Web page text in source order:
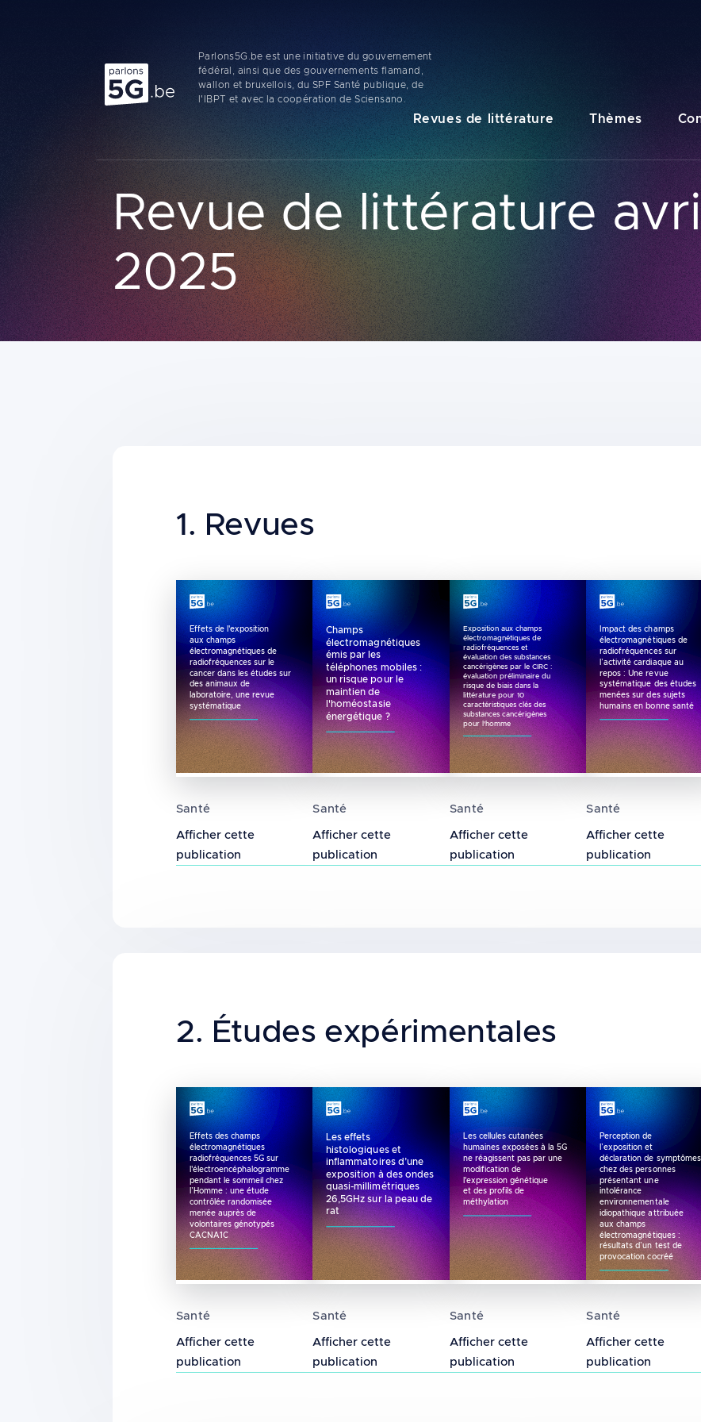
Parlons 5G
Parlons5G.be est une initiative du gouvernement
fédéral, ainsi que des gouvernements flamand,
wallon et bruxellois, du SPF Santé publique, de
l'IBPT et avec la coopération de Sciensano.
Navigation
principale
Revues de littérature Thèmes
Revue de littérature
2025
Title
1. Revues
Effets de l'exposition
aux champs
électromagnétiques de
radiofréquences sur le
cancer dans les études sur
des animaux de
laboratoire, une revue
systématique
Santé
Afficher cette
publication
Champs
électromagnétiques
émis par les
téléphones mobiles :
un risque pour le
maintien de
l'homéostasie
énergétique ?
Santé
Afficher cette
publication
Exposition aux champs
électromagnétiques de
radiofréquences et
évaluation des substances
cancérigènes par le CIRC :
évaluation préliminaire du
risque de biais dans la
littérature pour 10
caractéristiques clés des
substances cancérigènes
pour l'homme
Santé
Afficher cette
publication
Impact des champs
électromagnétiques de
radiofréquences sur
l’activité cardiaque au
repos : Une revue
systématique des études
menées sur des sujets
humains en bonne santé
Santé
Afficher cette
publication
Title
2. Études expérimentales
Effets des champs
électromagnétiques
radiofréquences 5G sur
l'électroencéphalogramme
pendant le sommeil chez
l’Homme : une étude
contrôlée randomisée
menée auprès de
volontaires génotypés
CACNA1C
Santé
Afficher cette
publication
Les effets
histologiques et
inflammatoires d’une
exposition à des ondes
quasi-millimétriques
26,5GHz sur la peau de
rat
Santé
Afficher cette
publication
Les cellules cutanées
humaines exposées à la 5G
ne réagissent pas par une
modification de
l'expression génétique
et des profils de
méthylation
Santé
Afficher cette
publication
Perception de
l’exposition et
déclaration de symptômes
chez des personnes
présentant une
intolérance
environnementale
idiopathique attribuée
aux champs
électromagnétiques :
résultats d’un test de
provocation cocréé
Santé
Afficher cette
publication